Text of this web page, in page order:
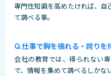
専門性知識を高めたければ、自
て調べる事。
仕事で胸を張れる・誇りを
会社の教育では、得られない
で、情報を集めて調べるしか